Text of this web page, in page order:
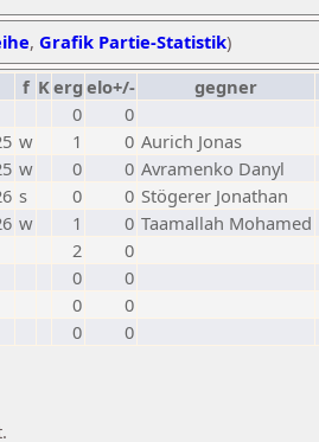
, Grafik Partie-Statistik)
f Kerg elo+/- gegner
0
0
w 1 0 Aurich Jonas
w 0 0 Avramenko Danyl
s 0 0 Stögerer Jonathan
w 1 0 Taamallah Mohamed
2
0
0
0
0
0
0
0